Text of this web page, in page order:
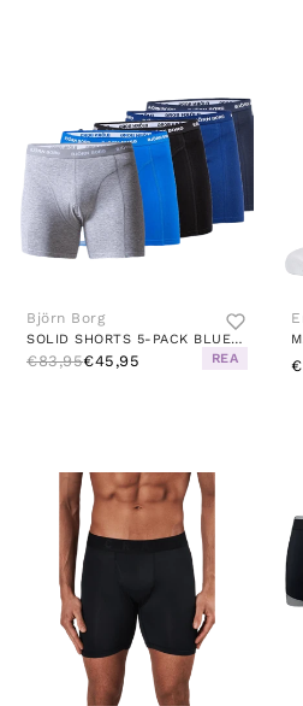
Björn Borg
SOLID SHORTS 5-PACK BLUE/PATTERNED
€83,95€45,95 REA